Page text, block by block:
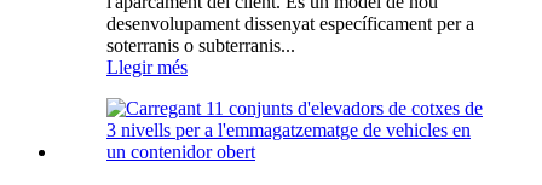
desenvolupament dissenyat específicament per a
soterranis o subterranis...
Llegir més